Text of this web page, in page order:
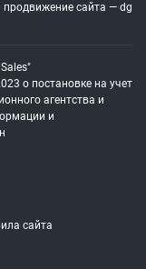
продвижение сайта — dg
о постановке на учет
агентства и
и
сайта